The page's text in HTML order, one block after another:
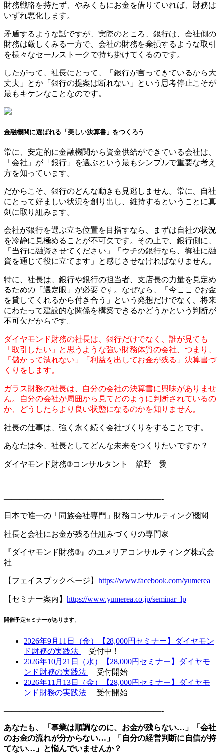
財務戦略を持たず、やみくもにお金を借りていれば、財務は
いずれ悪化します。
矛盾するような話ですが、実際のところ、銀行は、会社側の
財務は厳しくみる一方で、会社の財務を棄損するような取引
を様々なセールストークで持ち掛けてくるのです。
したがって、社長にとって、「銀行が言ってきているから大
丈夫」とか「銀行の提案は断れない」という思考停止こそが
最もキケンなことなのです。
金融機関に選ばれる「美しい決算書」をつくろう
常に、安定的に金融機関から資金供給ができている会社は、
「会社」が「銀行」を選ぶという最もシンプルで重要な考え
方を知っています。
だからこそ、銀行のどんな動きも見逃しません。常に、自社
にとって好ましい状況を創り出し、維持するということに真
剣に取り組みます。
会社が銀行を選ぶ立ち位置を目指すなら、まずは自社の状況
を冷静に見極めることが不可欠です。その上で、銀行側に、
「当行に融資させてください」「ウチの銀行なら、御社に融
資を通じて役に立てます」と感じさせなければなりません。
特に、社長は、銀行や銀行の担当者、支店長の力量を見定め
るための「選定眼」が必要です。なぜなら、「今ここでお金
を貸してくれるから付き合う」という発想だけでなく、将来
にわたって建設的な関係を構築できるかどうかという判断が
不可欠だからです。
ダイヤモンド財務の社長は、銀行だけでなく、誰が見ても
「取引したい」と思うような強い財務体質の会社、つまり、
「儲かって潰れない」「利益を出してお金が残る」決算書づ
くりをします。
ガラス財務の社長は、自分の会社の決算書に興味がありませ
ん。自分の会社が周囲から見てどのように判断されているの
か、どうしたらより良い状態になるのかを知りません。
社長の仕事は、強く永く続く会社づくりをすることです。
あなたは今、社長としてどんな未来をつくりたいですか？
ダイヤモンド財務®コンサルタント 舘野 愛
————————————————————-
日本で唯一の「同族会社専門」財務コンサルティング機関
社長と会社にお金が残る仕組みづくりの専門家
『ダイヤモンド財務®』のユメリアコンサルティング株式会
社
【フェイスブックページ】 https://www.facebook.com/yumerea
【セミナー案内】 https://www.yumerea.co.jp/seminar_lp
開催予定セミナーがあります。
2026年9月11日（金）【28,000円セミナー】ダイヤモン
ド財務の実践法
受付中！
2026年10月21日（水）【28,000円セミナー】ダイヤモ
ンド財務の実践法
受付開始
2026年11月13日（金）【28,000円セミナー】ダイヤモ
ンド財務の実践法
受付開始
————————————————————-
あなたも、「事業は順調なのに、お金が残らない… 」「会社
のお金の流れが分からない… 」「自分の経営判断に自信が持
てない… 」と悩んでいませんか？